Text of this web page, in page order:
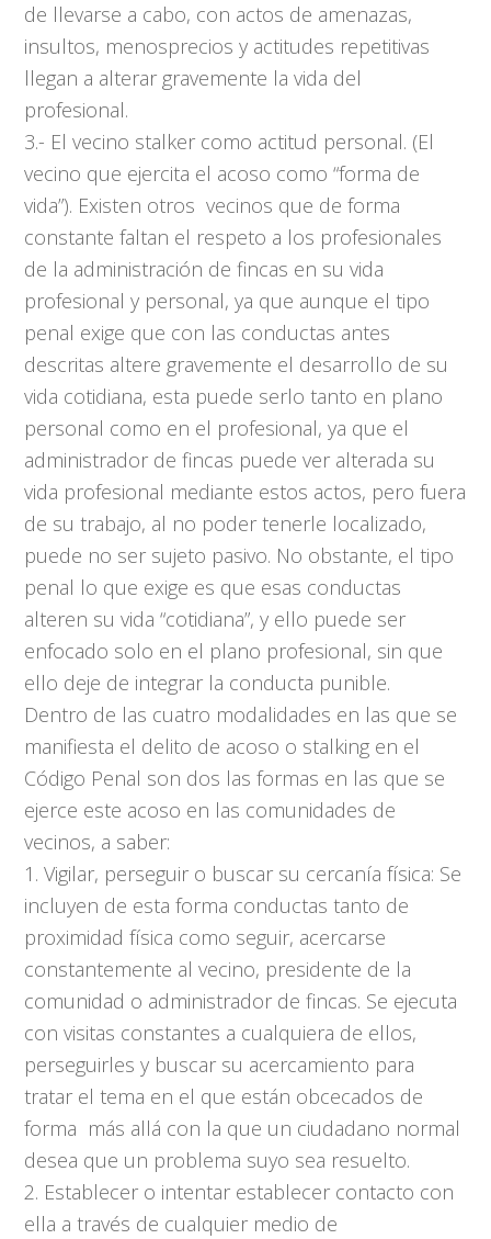
de llevarse a cabo, con actos de amenazas,
insultos, menosprecios y actitudes repetitivas
llegan a alterar gravemente la vida del
profesional.
3.- El vecino stalker como actitud personal. (El
vecino que ejercita el acoso como “forma de
vida”). Existen otros vecinos que de forma
constante faltan el respeto a los profesionales
de la administración de fincas en su vida
profesional y personal, ya que aunque el tipo
penal exige que con las conductas antes
descritas altere gravemente el desarrollo de su
vida cotidiana, esta puede serlo tanto en plano
personal como en el profesional, ya que el
administrador de fincas puede ver alterada su
vida profesional mediante estos actos, pero fuera
de su trabajo, al no poder tenerle localizado,
puede no ser sujeto pasivo. No obstante, el tipo
penal lo que exige es que esas conductas
alteren su vida “cotidiana”, y ello puede ser
enfocado solo en el plano profesional, sin que
ello deje de integrar la conducta punible.
Dentro de las cuatro modalidades en las que se
manifiesta el delito de acoso o stalking en el
Código Penal son dos las formas en las que se
ejerce este acoso en las comunidades de
vecinos, a saber:
1. Vigilar, perseguir o buscar su cercanía física: Se
incluyen de esta forma conductas tanto de
proximidad física como seguir, acercarse
constantemente al vecino, presidente de la
comunidad o administrador de fincas. Se ejecuta
con visitas constantes a cualquiera de ellos,
perseguirles y buscar su acercamiento para
tratar el tema en el que están obcecados de
forma más allá con la que un ciudadano normal
desea que un problema suyo sea resuelto.
2. Establecer o intentar establecer contacto con
ella a través de cualquier medio de